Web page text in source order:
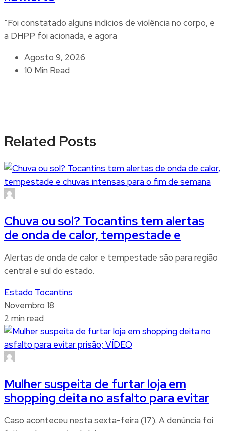
“Foi constatado alguns indícios de violência no corpo, e
a DHPP foi acionada, e agora
Agosto 9, 2026
10 Min Read
Related Posts
Chuva ou sol? Tocantins tem alertas
de onda de calor, tempestade e
Alertas de onda de calor e tempestade são para região
central e sul do estado.
Estado Tocantins
Novembro 18
2 min read
Mulher suspeita de furtar loja em
shopping deita no asfalto para evitar
Caso aconteceu nesta sexta-feira (17). A denúncia foi